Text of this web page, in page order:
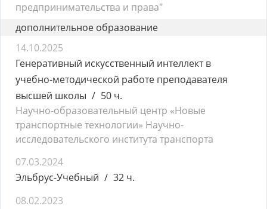
предпринимательства и права"
дополнительное образование
14.10.2025
Генеративный искусственный интеллект в
учебно-методической работе преподавателя
высшей школы
50 ч.
Научно-образовательный центр «Новые
транспортные технологии» Научно-
исследовательского института транспорта
07.03.2024
Эльбрус-Учебный
32 ч.
08.02.2023